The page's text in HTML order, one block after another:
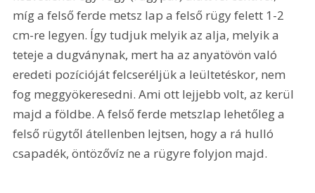
míg a felső ferde metsz lap a felső rügy felett 1-2
cm-re legyen. Így tudjuk melyik az alja, melyik a
teteje a dugványnak, mert ha az anyatövön való
eredeti pozícióját felcseréljük a leültetéskor, nem
fog meggyökeresedni. Ami ott lejjebb volt, az kerül
majd a földbe. A felső ferde metszlap lehetőleg a
felső rügytől átellenben lejtsen, hogy a rá hulló
csapadék, öntözővíz ne a rügyre folyjon majd.